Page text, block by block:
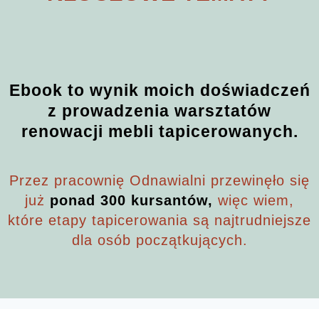
Ebook to wynik moich doświadczeń
z prowadzenia warsztatów
renowacji mebli tapicerowanych.
Przez pracownię Odnawialni przewinęło się
już ponad 300 kursantów, więc wiem,
które etapy tapicerowania są najtrudniejsze
dla osób początkujących.